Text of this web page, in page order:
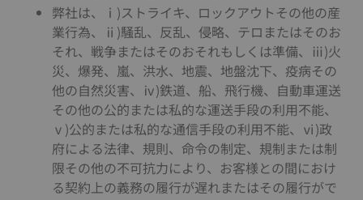
弊社は、ⅰ)ストライキ、ロックアウトその他の産
業行為、ⅱ)騒乱、反乱、侵略、テロまたはそのお
それ、戦争またはそのおそれもしくは準備、ⅲ)火
災、爆発、嵐、洪水、地震、地盤沈下、疫病その
他の自然災害、ⅳ)鉄道、船、飛行機、自動車運送
その他の公的または私的な運送手段の利用不能、
ⅴ)公的または私的な通信手段の利用不能、ⅵ)政
府による法律、規則、命令の制定、規制または制
限その他の不可抗力により、お客様との間におけ
る契約上の義務の履行が遅れまたはその履行がで